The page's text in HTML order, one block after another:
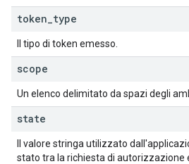
token type
Il tipo di token emesso.
scope
Un elenco delimitato da spazi degli
state
Il valore stringa utilizzato
stato tra la richiesta di autorizzazione